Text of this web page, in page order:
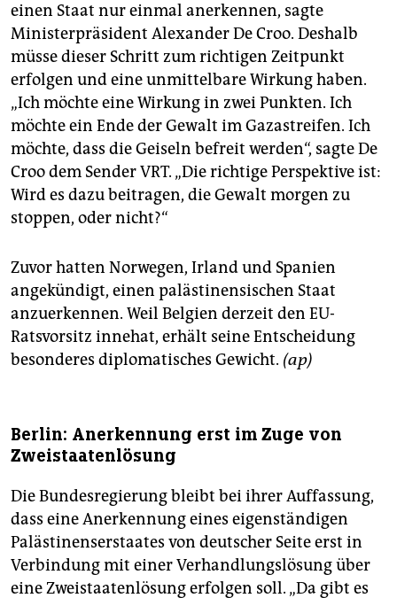
einen Staat nur einmal anerkennen, sagte
Ministerpräsident Alexander De Croo. Deshalb
müsse dieser Schritt zum richtigen Zeitpunkt
erfolgen und eine unmittelbare Wirkung haben.
„Ich möchte eine Wirkung in zwei Punkten. Ich
möchte ein Ende der Gewalt im Gazastreifen. Ich
möchte, dass die Geiseln befreit werden“, sagte De
Croo dem Sender VRT. „Die richtige Perspektive ist:
Wird es dazu beitragen, die Gewalt morgen zu
stoppen, oder nicht?“
Zuvor hatten Norwegen, Irland und Spanien
angekündigt, einen palästinensischen Staat
anzuerkennen. Weil Belgien derzeit den EU-
Ratsvorsitz innehat, erhält seine Entscheidung
besonderes diplomatisches Gewicht. (ap)
Berlin: Anerkennung erst im Zuge von
Zweistaatenlösung
Die Bundesregierung bleibt bei ihrer Auffassung,
dass eine Anerkennung eines eigenständigen
Palästinenserstaates von deutscher Seite erst in
Verbindung mit einer Verhandlungslösung über
eine Zweistaatenlösung erfolgen soll. „Da gibt es